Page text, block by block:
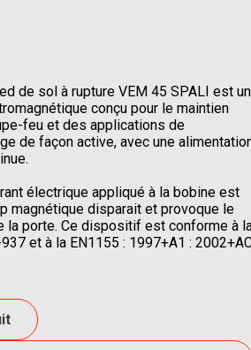
de sol à rupture VEM 45 SPALI est un
conçu pour le maintien
feu et des applications de
de façon active, avec une
électrique appliqué à la bobine est
magnétique disparait et provoque le
la porte. Ce dispositif est conforme à
et à la EN1155 : 1997+A1 :